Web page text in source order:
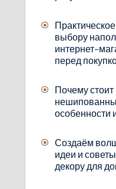
выбору
интернет-
перед
Почему
особенности
Создаём
идеи и
декору для